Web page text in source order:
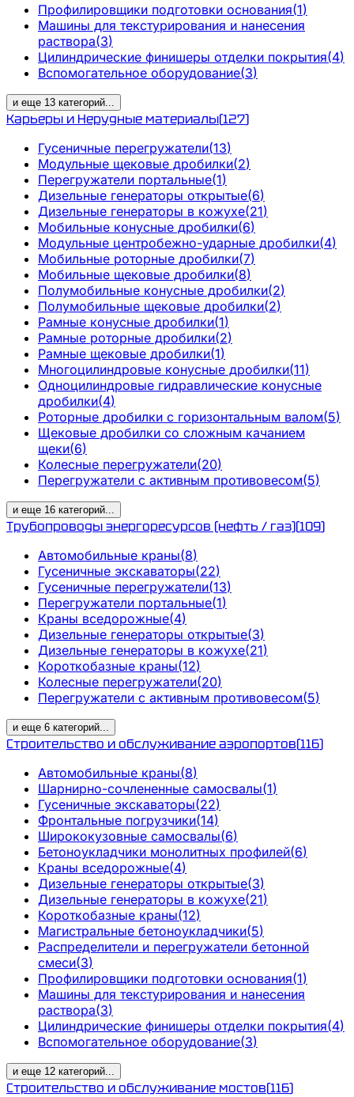
Профилировщики подготовки основания(1)
Машины для текстурирования и нанесения
раствора(3)
Цилиндрические финишеры отделки покрытия(4)
Вспомогательное оборудование(3)
и еще 13 категорий...
Карьеры и Нерудные материалы(127)
Гусеничные перегружатели(13)
Модульные щековые дробилки(2)
Перегружатели портальные(1)
Дизельные генераторы открытые(6)
Дизельные генераторы в кожухе(21)
Мобильные конусные дробилки(6)
Модульные центробежно-ударные дробилки(4)
Мобильные роторные дробилки(7)
Мобильные щековые дробилки(8)
Полумобильные конусные дробилки(2)
Полумобильные щековые дробилки(2)
Рамные конусные дробилки(1)
Рамные роторные дробилки(2)
Рамные щековые дробилки(1)
Многоцилиндровые конусные дробилки(11)
Одноцилиндровые гидравлические конусные
дробилки(4)
Роторные дробилки с горизонтальным валом(5)
Щековые дробилки со сложным качанием
щеки(6)
Колесные перегружатели(20)
Перегружатели с активным противовесом(5)
и еще 16 категорий...
Трубопроводы энергоресурсов (нефть / газ)(109)
Автомобильные краны(8)
Гусеничные экскаваторы(22)
Гусеничные перегружатели(13)
Перегружатели портальные(1)
Краны вседорожные(4)
Дизельные генераторы открытые(3)
Дизельные генераторы в кожухе(21)
Короткобазные краны(12)
Колесные перегружатели(20)
Перегружатели с активным противовесом(5)
и еще 6 категорий...
Строительство и обслуживание аэропортов(116)
Автомобильные краны(8)
Шарнирно-сочлененные самосвалы(1)
Гусеничные экскаваторы(22)
Фронтальные погрузчики(14)
Ширококузовные самосвалы(6)
Бетоноукладчики монолитных профилей(6)
Краны вседорожные(4)
Дизельные генераторы открытые(3)
Дизельные генераторы в кожухе(21)
Короткобазные краны(12)
Магистральные бетоноукладчики(5)
Распределители и перегружатели бетонной
смеси(3)
Профилировщики подготовки основания(1)
Машины для текстурирования и нанесения
раствора(3)
Цилиндрические финишеры отделки покрытия(4)
Вспомогательное оборудование(3)
и еще 12 категорий...
Строительство и обслуживание мостов(116)